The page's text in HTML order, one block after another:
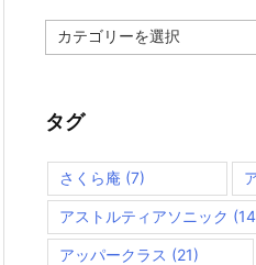
テ
ー
タグ
さくら庵 (7)
アストルティアソニック
アッパークラス (21)